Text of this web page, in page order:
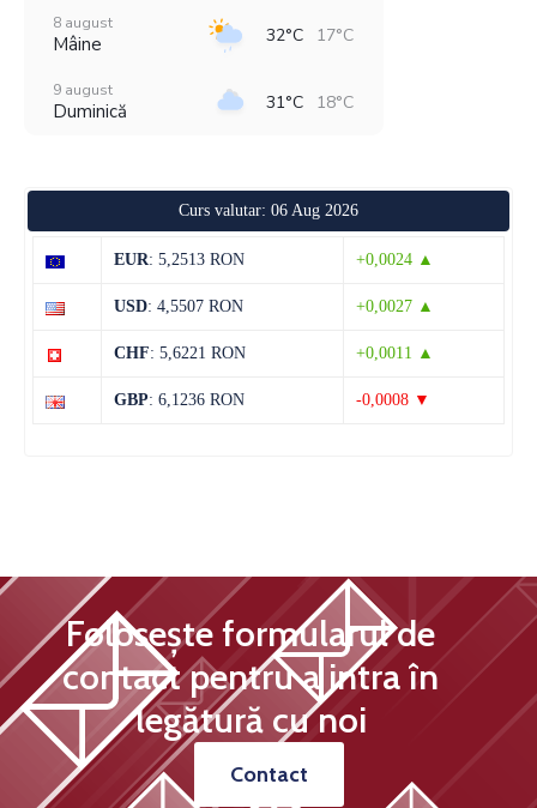
8 august
Mâine 32°C 17°C
9 august
Duminică 31°C 18°C
36°C 18°C
Miercuri
13 august
Curs valutar: 06 Aug 2026
EUR: 5,2513 RON +0,0024 ▲
USD: 4,5507 RON +0,0027 ▲
CHF: 5,6221 RON +0,0011 ▲
GBP: 6,1236 RON -0,0008 ▼
Folosește formularul de
contact pentru a intra în
legătură cu noi
Contact